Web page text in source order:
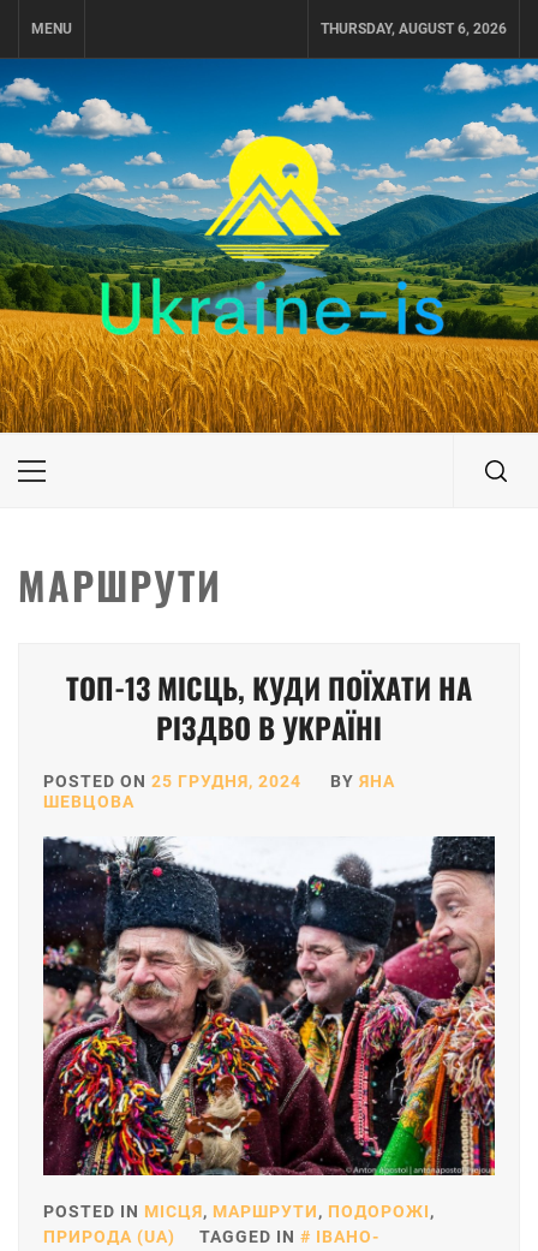
MENU THURSDAY, AUGUST 6, 2026
UKRAINE-IS
ПОДОРОЖI ПО УКРАЇНІ
Primary
МАРШРУТИ
ТОП-13 МІСЦЬ, КУДИ ПОЇХАТИ НА
РІЗДВО В УКРАЇНІ
POSTED ON 25 ГРУДНЯ, 2024 BY ЯНА
ШЕВЦОВА
POSTED IN МІСЦЯ, МАРШРУТИ, ПОДОРОЖІ,
ПРИРОДА (UA)
TAGGED IN
ІВАНО-